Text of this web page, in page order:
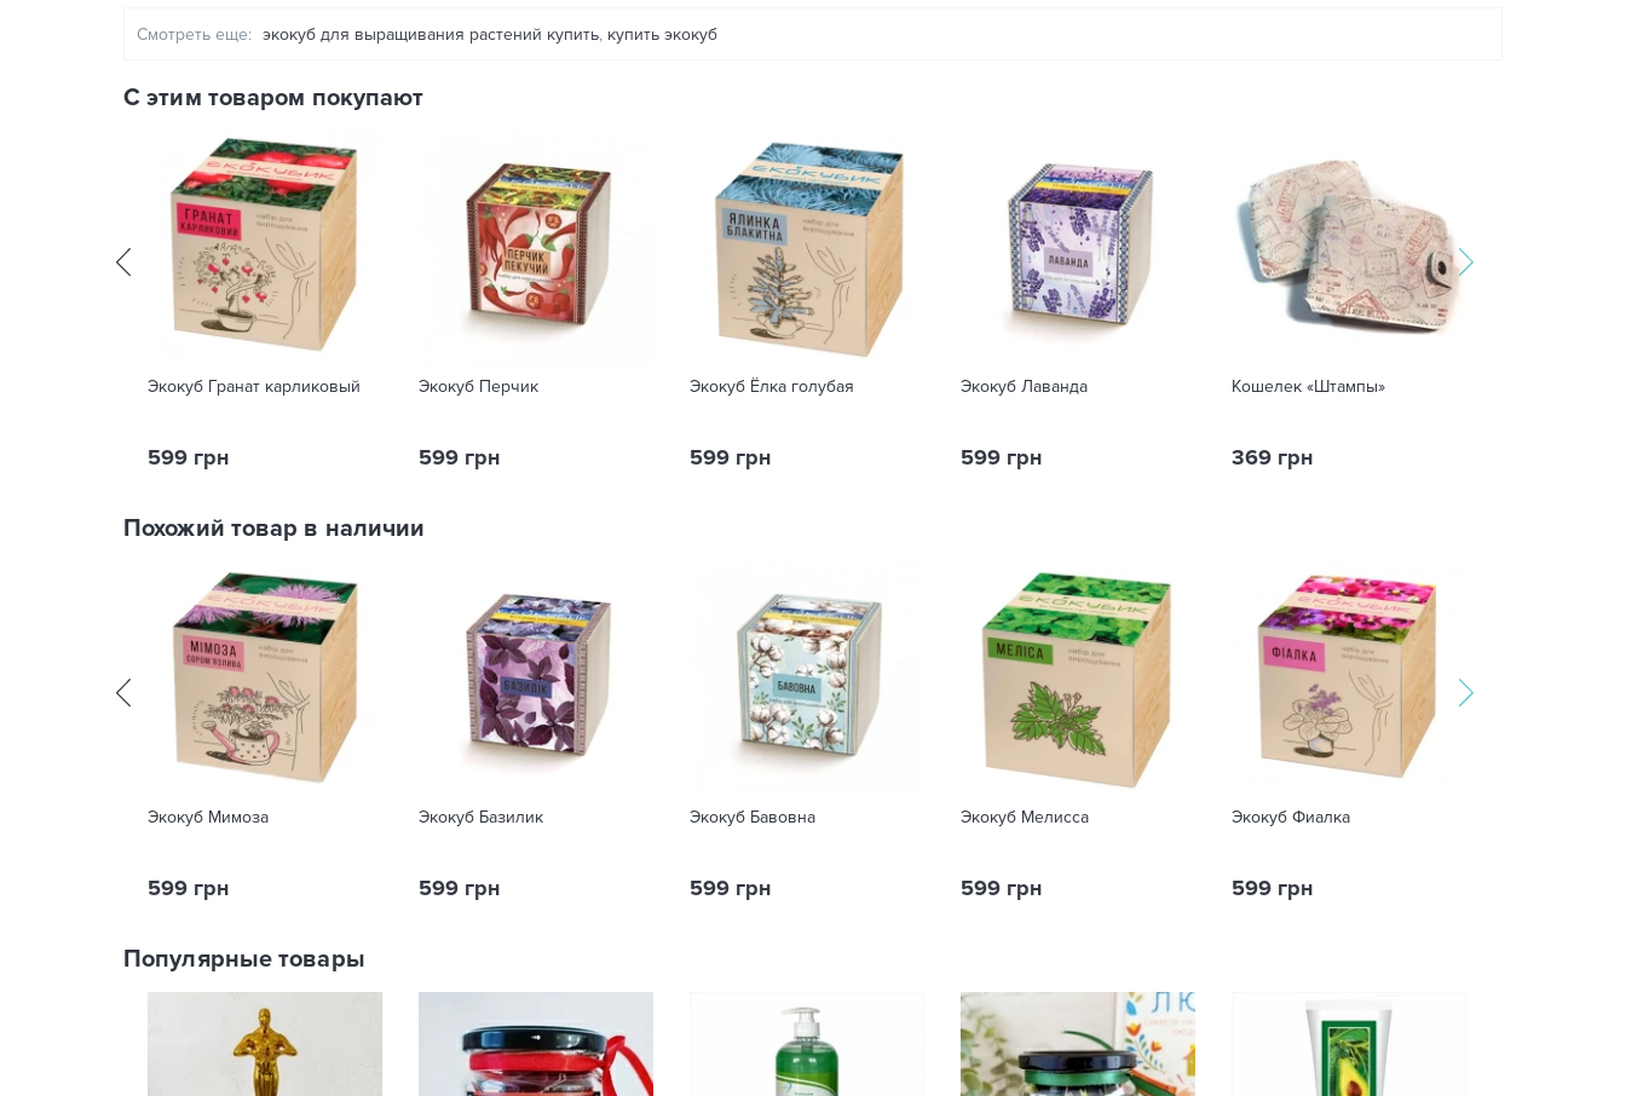
Смотреть еще: экокуб для выращивания растений купить, купить экокуб
С этим товаром покупают
Экокуб Гранат карликовый
599 грн
Экокуб Перчик
599 грн
Экокуб Ёлка голубая
599 грн
Экокуб Лаванда
599 грн
Кошелек «Штампы»
369 грн
Похожий товар в наличии
Экокуб Мимоза
599 грн
Экокуб Базилик
599 грн
Экокуб Бавовна
599 грн
Экокуб Мелисса
599 грн
Экокуб Фиалка
599 грн
Популярные товары